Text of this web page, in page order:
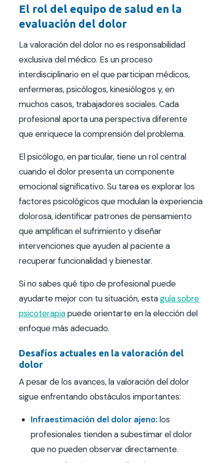
El rol del equipo de salud en la
evaluación del dolor
La valoración del dolor no es responsabilidad
exclusiva del médico. Es un proceso
interdisciplinario en el que participan médicos,
enfermeras, psicólogos, kinesiólogos y, en
muchos casos, trabajadores sociales. Cada
profesional aporta una perspectiva diferente
que enriquece la comprensión del problema.
El psicólogo, en particular, tiene un rol central
cuando el dolor presenta un componente
emocional significativo. Su tarea es explorar los
factores psicológicos que modulan la experiencia
dolorosa, identificar patrones de pensamiento
que amplifican el sufrimiento y diseñar
intervenciones que ayuden al paciente a
recuperar funcionalidad y bienestar.
Si no sabes qué tipo de profesional puede
ayudarte mejor con tu situación, estaguía sobre
psicoterapiapuede orientarte en la elección del
enfoque más adecuado.
Desafíos actuales en la valoración del
dolor
A pesar de los avances, la valoración del dolor
sigue enfrentando obstáculos importantes:
Infraestimación del dolor ajeno: los
profesionales tienden a subestimar el dolor
que no pueden observar directamente.